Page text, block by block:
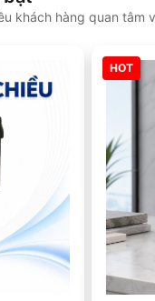
khách hàng quan tâm
HOT